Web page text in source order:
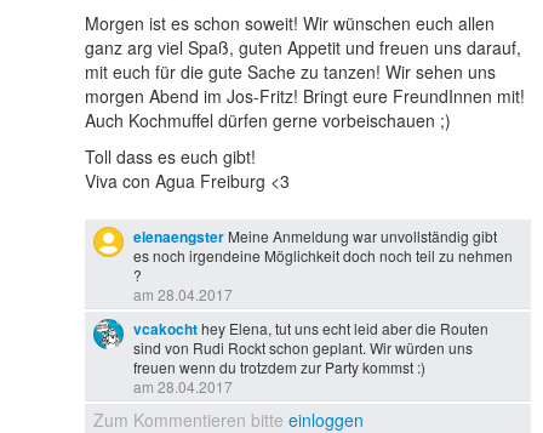
Morgen ist es schon soweit! Wir wünschen euch allen
ganz arg viel Spaß, guten Appetit und freuen uns darauf,
mit euch für die gute Sache zu tanzen! Wir sehen uns
morgen Abend im Jos-Fritz! Bringt eure FreundInnen mit!
Auch Kochmuffel dürfen gerne vorbeischauen ;)
Toll dass es euch gibt!
Viva con Agua Freiburg <3
elenaengster Meine Anmeldung war unvollständig gibt
es noch irgendeine Möglichkeit doch noch teil zu nehmen
?
am 28.04.2017
vcakochthey Elena, tut uns echt leid aber die Routen
sind von Rudi Rockt schon geplant. Wir würden uns
freuen wenn du trotzdem zur Party kommst :)
am 28.04.2017
Zum Kommentieren bitte einloggen